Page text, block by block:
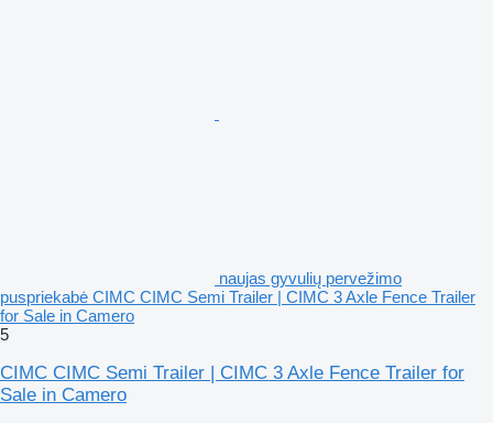
naujas gyvulių pervežimo
puspriekabė CIMC CIMC Semi Trailer | CIMC 3 Axle Fence Trailer
for Sale in Camero
5
CIMC CIMC Semi Trailer | CIMC 3 Axle Fence Trailer for
Sale in Camero